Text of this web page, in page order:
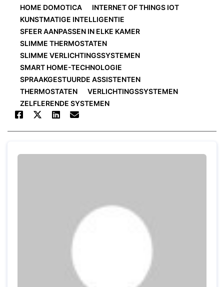
HOME DOMOTICA
INTERNET OF THINGS IOT
KUNSTMATIGE INTELLIGENTIE
SFEER AANPASSEN IN ELKE KAMER
SLIMME THERMOSTATEN
SLIMME VERLICHTINGSSYSTEMEN
SMART HOME-TECHNOLOGIE
SPRAAKGESTUURDE ASSISTENTEN
THERMOSTATEN
VERLICHTINGSSYSTEMEN
ZELFLERENDE SYSTEMEN